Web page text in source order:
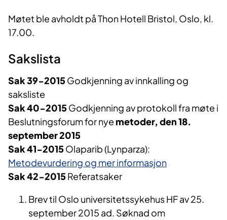
Møtet ble avholdt på Thon Hotell Bristol, Oslo, kl.
17.00.
Sakslista
Sak 39-2015Godkjenning av innkalling og
saksliste
Sak 40-2015Godkjenning av protokoll fra møte i
Beslutningsforum for nye metoder, den 18.
september 2015
Sak 41-2015Olaparib (Lynparza):
Metodevurdering og mer informasjon
Sak 42-2015Referatsaker
Brev til Oslo universitetssykehus HF av 25.
september 2015 ad. Søknad om